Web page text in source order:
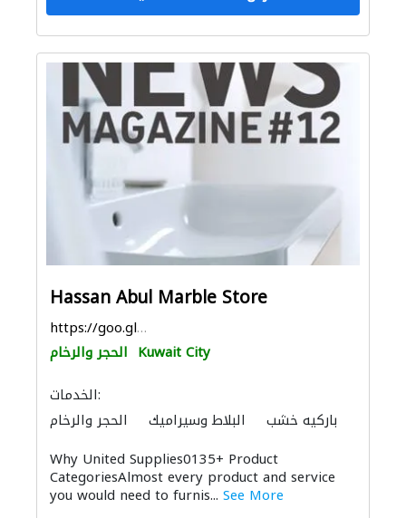
Hassan Abul Marble Store
https://goo.gl/maps/iiYMdkXdrZfMSndr9
الحجر والرخام Kuwait City
الخدمات:
الحجر والرخام
البلاط وسيراميك باركيه خشب
الحمامات والمطابخ
Why United Supplies0135+ Product
CategoriesAlmost every product and service
you would need to furnis... See More